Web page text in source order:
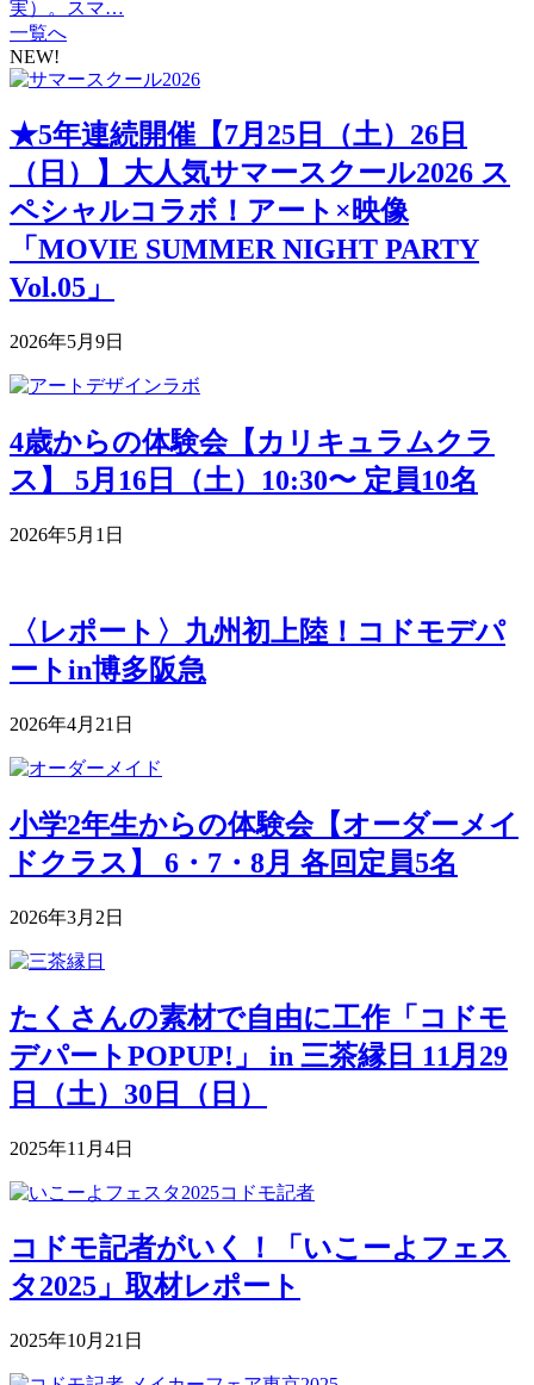
実）。スマ…
一覧へ
NEW!
★5年連続開催【7月25日（土）26日
（日）】大人気サマースクール2026 ス
ペシャルコラボ！アート×映像
「MOVIE SUMMER NIGHT PARTY
Vol.05」
2026年5月9日
4歳からの体験会【カリキュラムクラ
ス】 5月16日（土）10:30〜 定員10名
2026年5月1日
〈レポート〉九州初上陸！コドモデパ
ートin博多阪急
2026年4月21日
小学2年生からの体験会【オーダーメイ
ドクラス】 6・7・8月 各回定員5名
2026年3月2日
たくさんの素材で自由に工作「コドモ
デパートPOPUP!」 in 三茶縁日 11月29
日（土）30日（日）
2025年11月4日
コドモ記者がいく！「いこーよフェス
タ2025」取材レポート
2025年10月21日